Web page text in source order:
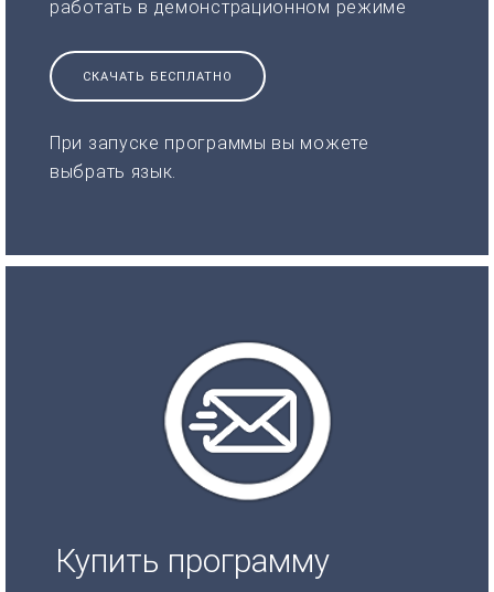
работать в демонстрационном режиме
СКАЧАТЬ БЕСПЛАТНО
При запуске программы вы можете
выбрать язык.
Купить программу